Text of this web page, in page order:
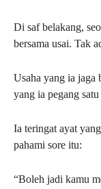
Di saf belakang,
bersama usai. Tak
Usaha yang ia jaga
yang ia pegang
Ia teringat ayat
pahami sore itu:
“Boleh jadi kamu